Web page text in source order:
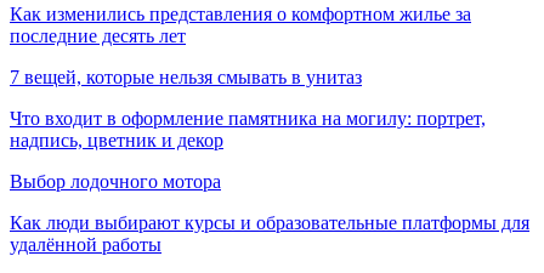
Как изменились представления о комфортном жилье за
последние десять лет
7 вещей, которые нельзя смывать в унитаз
Что входит в оформление памятника на могилу: портрет,
надпись, цветник и декор
Выбор лодочного мотора
Как люди выбирают курсы и образовательные платформы для
удалённой работы